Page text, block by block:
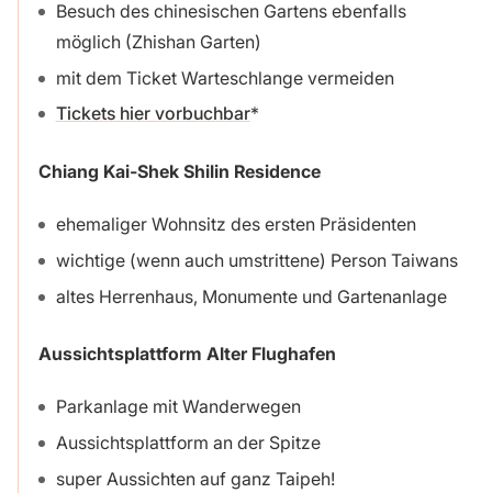
Besuch des chinesischen Gartens ebenfalls
möglich (Zhishan Garten)
mit dem Ticket Warteschlange vermeiden
Tickets hier vorbuchbar
Chiang Kai-Shek Shilin Residence
ehemaliger Wohnsitz des ersten Präsidenten
wichtige (wenn auch umstrittene) Person Taiwans
altes Herrenhaus, Monumente und Gartenanlage
Aussichtsplattform Alter Flughafen
Parkanlage mit Wanderwegen
Aussichtsplattform an der Spitze
super Aussichten auf ganz Taipeh!